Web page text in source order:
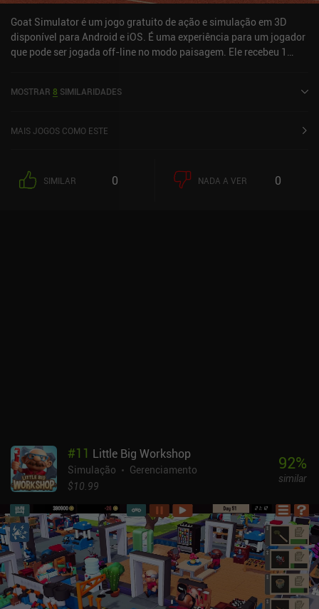
Goat Simulator é um jogo gratuito de ação e simulação em 3D
disponível para Android e iOS. É uma experiência para um jogador
que pode ser jogada off-line no modo paisagem. Ele recebeu 1
de 4,6 de 5,0 no Google Play e 4,7 de 5,0 na iOS App Store.
MOSTRAR 8 SIMILARIDADES
MAIS JOGOS COMO ESTE
SIMILAR 0 NADA A VER 0
#11 Little Big Workshop
Simulação
Gerenciamento
$10.99
92%
similar